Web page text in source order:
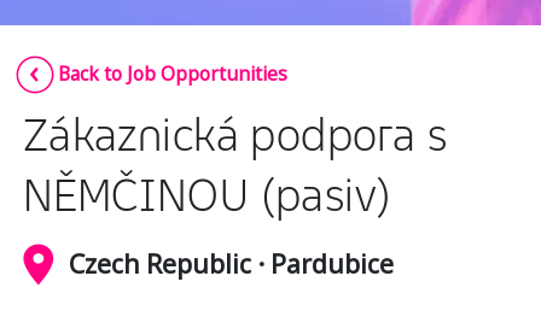
Smartshoring
Work-from-home solution
Insurance
Media
Retail and e-commerce
Technology
Travel, hospitality, and cargo
Back to Job Opportunities
Zákaznická podpora s
NĚMČINOU (pasiv)
Czech Republic · Pardubice